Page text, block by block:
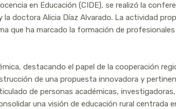
en Educación (CIDE), se realizó la
doctora Alicia Díaz Alvarado. La actividad
que ha marcado la formación de profesionales
destacando el papel de la cooperación
de una propuesta innovadora y
de personas académicas,
una visión de educación rural centrada